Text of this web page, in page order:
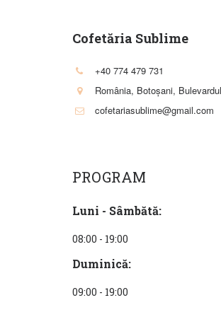
Cofetăria Sublime
+40 774 479 731
România, Botoșani,
cofetariasublime@gmail.com
PROGRAM
Luni - Sâmbătă:
08:00 - 19:00
Duminică:
09:00 - 19:00